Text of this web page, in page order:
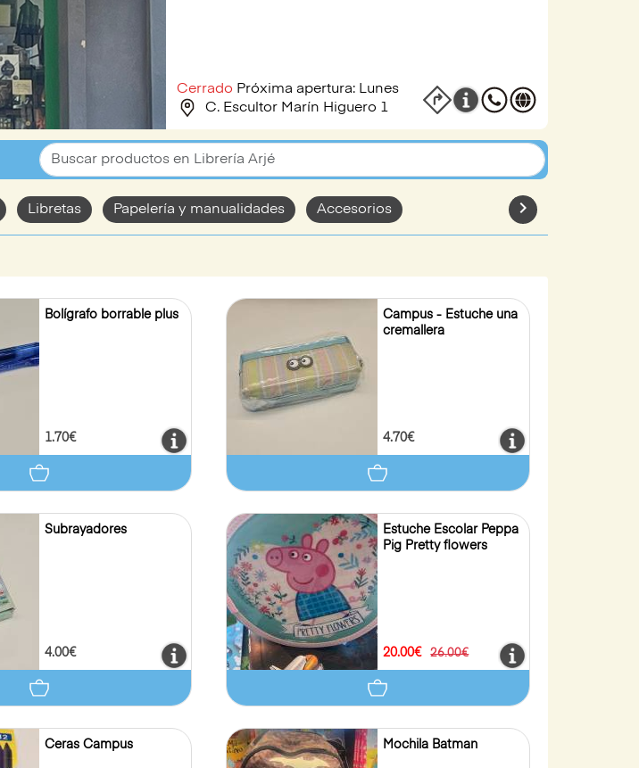
Cerrado Próxima apertura: Lunes
C. Escultor Marín Higuero 1
Libretas Papelería y manualidades Accesorios chevron_rightt
Bolígrafo borrable plus
1.70€
Campus - Estuche una
cremallera
4.70€
Subrayadores
4.00€
Estuche Escolar Peppa
Pig Pretty flowers
20.00€ 26.00€
Ceras Campus Mochila Batman